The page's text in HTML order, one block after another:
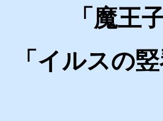
「魔王
「イルスの